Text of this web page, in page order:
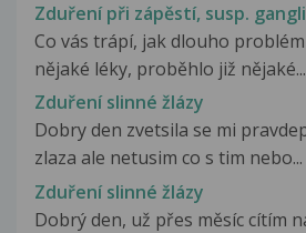
Zduření při zápěstí, susp.
Co vás trápí, jak dlouho
nějaké léky, proběhlo již nějaké...
Zduření slinné žlázy
Dobry den zvetsila se mi
zlaza ale netusim co s tim nebo...
Zduření slinné žlázy
Dobrý den, už přes měsíc cítím